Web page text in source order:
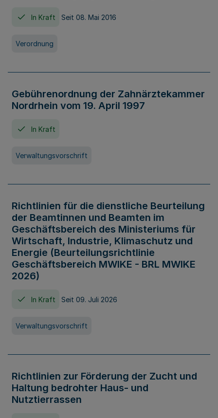
In Kraft Seit 08. Mai 2016
Verordnung
Gebührenordnung der Zahnärztekammer
Nordrhein vom 19. April 1997
In Kraft
Verwaltungsvorschrift
Richtlinien für die dienstliche Beurteilung
der Beamtinnen und Beamten im
Geschäftsbereich des Ministeriums für
Wirtschaft, Industrie, Klimaschutz und
Energie (Beurteilungsrichtlinie
Geschäftsbereich MWIKE - BRL MWIKE
2026)
In Kraft Seit 09. Juli 2026
Verwaltungsvorschrift
Richtlinien zur Förderung der Zucht und
Haltung bedrohter Haus- und
Nutztierrassen